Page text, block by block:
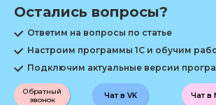
Остались вопросы?
Ответим на вопросы по статье
Настроим программы 1С и обучим
Подключим актуальные версии
Обратный
звонок
Чат в
Чат в VK